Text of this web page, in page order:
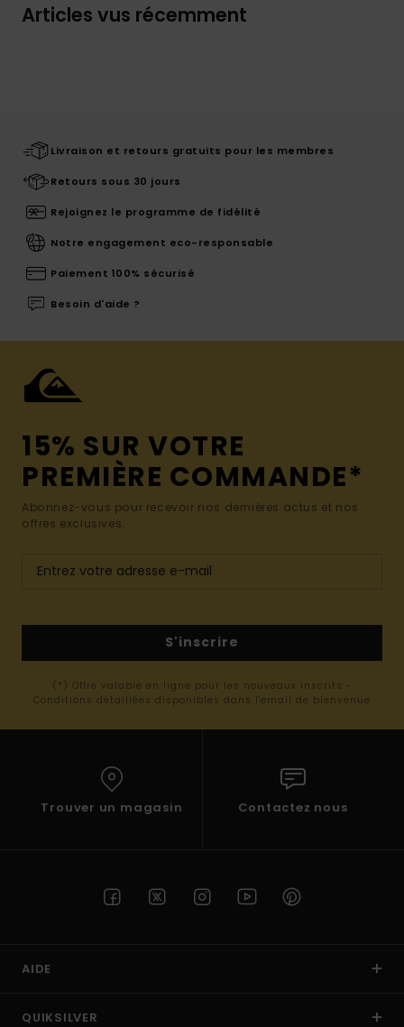
Articles vus récemment
Livraison et retours gratuits pour les membres
Retours sous 30 jours
Rejoignez le programme de fidélité
Notre engagement eco-responsable
Paiement 100% sécurisé
Besoin d'aide ?
15% SUR VOTRE
PREMIÈRE COMMANDE*
Abonnez-vous pour recevoir nos dernières actus et nos
offres exclusives.
S'inscrire
(*) Offre valable en ligne pour les nouveaux inscrits -
Conditions détaillées disponibles dans l'email de bienvenue
Trouver un magasin Contactez nous
AIDE
QUIKSILVER